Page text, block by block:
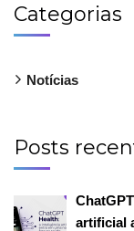
Categorias
Notícias
Posts
artificial